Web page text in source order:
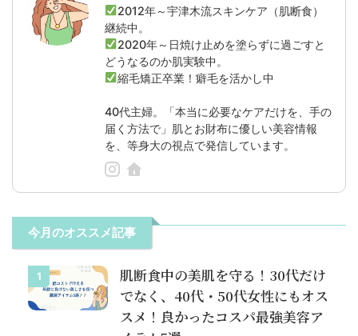
2012年～宇津木流スキンケア（肌断食）
継続中。
2020年～日焼け止めを塗らずに過ごすと
どうなるのか肌実験中。
縮毛矯正卒業！癖毛を活かし中
40代主婦。「本当に必要なケアだけを、手の
届く方法で」肌とお財布に優しい美容情報
を、等身大の視点で発信しています。
今月のオススメ記事
1
肌断食中の美肌を守る！30代だけ
でなく、40代・50代女性にもオス
スメ！良かったコスパ最強美容ア